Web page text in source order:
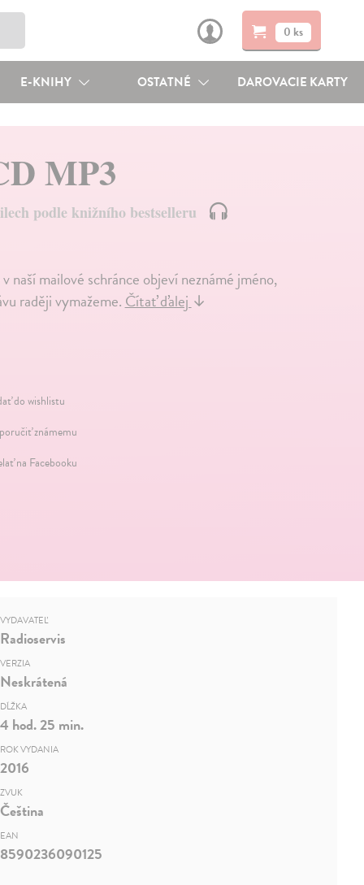
0 ks
E-KNIHY OSTATNÉ DAROVACIE KARTY
MP3
podle knižního bestselleru
mailové schránce objeví neznámé jméno,
raději vymažeme.Čítať ďalej↓
do wishlistu
známemu
na Facebooku
VYDAVATEĽ
Radioservis
VERZIA
Neskrátená
DĹŽKA
4 hod. 25 min.
ROK VYDANIA
2016
ZVUK
Čeština
EAN
8590236090125